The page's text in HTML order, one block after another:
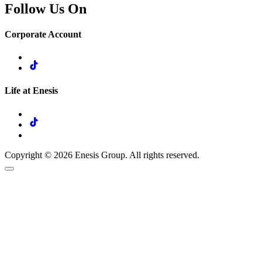
Follow Us On
Corporate Account
Life at Enesis
Copyright © 2026 Enesis Group. All rights reserved.